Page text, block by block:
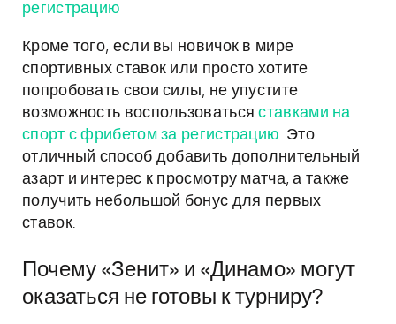
регистрацию
Кроме того, если вы новичок в мире
спортивных ставок или просто хотите
попробовать свои силы, не упустите
возможность воспользоватьсяставками на
спорт с фрибетом за регистрацию. Это
отличный способ добавить дополнительный
азарт и интерес к просмотру матча, а также
получить небольшой бонус для первых
ставок.
Почему «Зенит» и «Динамо» могут
оказаться не готовы к турниру?